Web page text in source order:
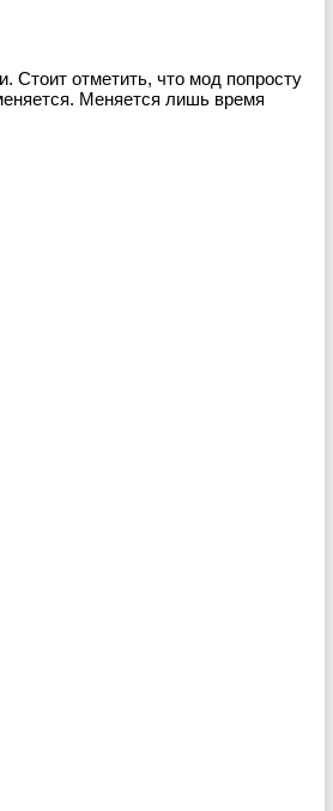
Стоит отметить, что мод попросту
Меняется лишь время